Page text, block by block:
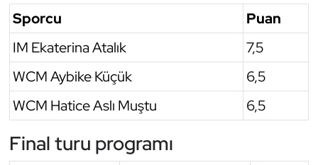
Sporcu
Puan
IM Ekaterina Atalık
7,5
WCM Aybike Küçük
6,5
WCM Hatice Aslı Muştu
6,5
Final turu programı